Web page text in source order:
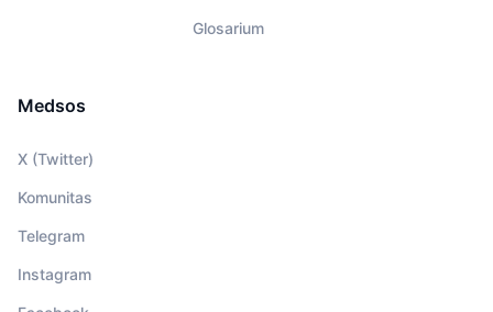
Glosarium
Medsos
X (Twitter)
Komunitas
Telegram
Instagram